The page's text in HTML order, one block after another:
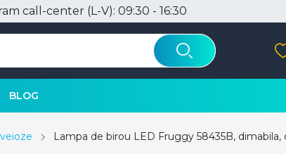
call-center (L-V): 09:30 - 16:30
BLOG